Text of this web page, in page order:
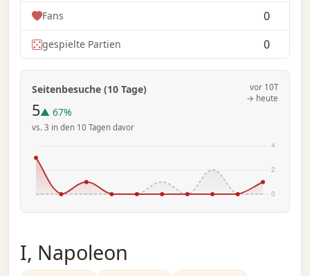
Fans 0
gespielte Partien 0
Seitenbesuche (10 Tage)
5▲ 67%
vs. 3 in den 10 Tagen davor
vor 10T
→ heute
I, Napoleon